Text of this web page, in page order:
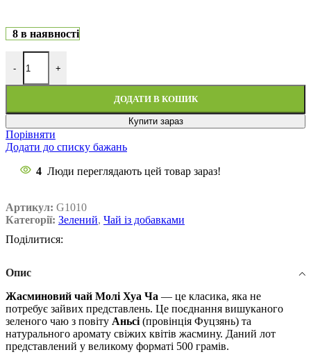
8 в наявності
- +
ДОДАТИ В КОШИК
Купити зараз
Порівняти
Додати до списку бажань
4 Люди переглядають цей товар зараз!
Артикул: G1010
Категорії: Зелений, Чай із добавками
Поділитися:
Опис
Жасминовий чай Молі Хуа Ча — це класика, яка не
потребує зайвих представлень. Це поєднання вишуканого
зеленого чаю з повіту Аньсі (провінція Фуцзянь) та
натурального аромату свіжих квітів жасмину. Даний лот
представлений у великому форматі 500 грамів.